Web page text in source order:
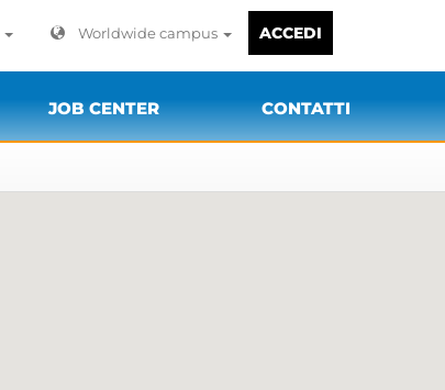
Worldwide campus ACCEDI
JOB CENTER CONTATTI